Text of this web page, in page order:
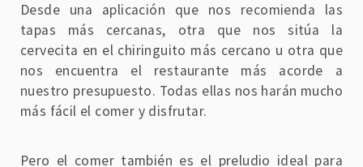
Desde una aplicación que nos recomienda las
tapas más cercanas, otra que nos sitúa la
cervecita en el chiringuito más cercano u otra que
nos encuentra el restaurante más acorde a
nuestro presupuesto. Todas ellas nos harán mucho
más fácil el comer y disfrutar.
Pero el comer también es el preludio ideal para